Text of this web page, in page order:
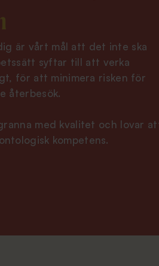
är vårt mål att det inte ska
syftar till att verka
för att minimera risken för
återbesök.
med kvalitet och lovar
kompetens.